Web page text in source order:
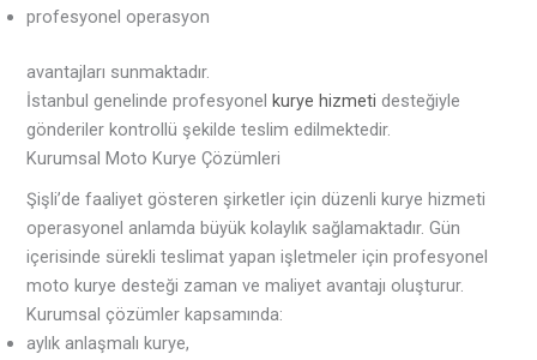
profesyonel operasyon
avantajları sunmaktadır.
İstanbul genelinde profesyonelkurye hizmeti desteğiyle
gönderiler kontrollü şekilde teslim edilmektedir.
Kurumsal Moto Kurye Çözümleri
Şişli’de faaliyet gösteren şirketler için düzenli kurye hizmeti
operasyonel anlamda büyük kolaylık sağlamaktadır. Gün
içerisinde sürekli teslimat yapan işletmeler için profesyonel
moto kurye desteği zaman ve maliyet avantajı oluşturur.
Kurumsal çözümler kapsamında:
aylık anlaşmalı kurye,